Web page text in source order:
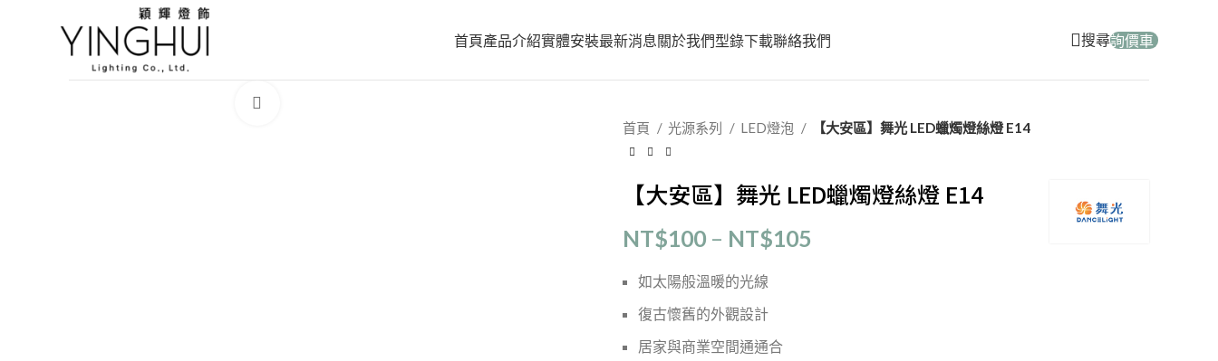
首頁產品介紹實體安裝最新消息關於我們型錄下載聯絡我們 搜尋詢價車
首頁 光源系列 LED燈泡 【大安區】舞光 LED蠟燭燈絲燈 E14
【大安區】舞光 LED蠟燭燈絲燈 E14
NT$100 – NT$105
如太陽般溫暖的光線
復古懷舊的外觀設計
居家與商業空間通通合